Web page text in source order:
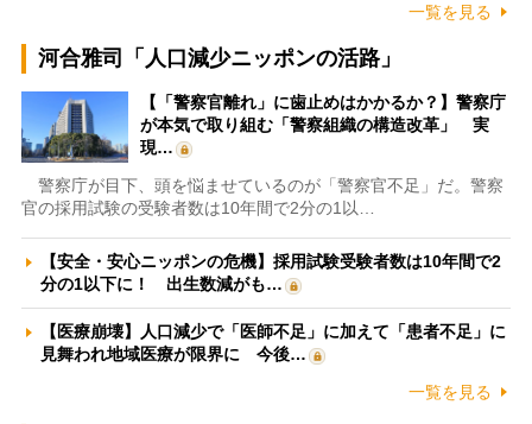
一覧を見る
河合雅司「人口減少ニッポンの活路」
【「警察官離れ」に歯止めはかかるか？】警察庁
が本気で取り組む「警察組織の構造改革」 実
現…
警察庁が目下、頭を悩ませているのが「警察官不足」だ。警察
官の採用試験の受験者数は10年間で2分の1以…
【安全・安心ニッポンの危機】採用試験受験者数は10年間で2
分の1以下に！ 出生数減がも…
【医療崩壊】人口減少で「医師不足」に加えて「患者不足」に
見舞われ地域医療が限界に 今後…
一覧を見る